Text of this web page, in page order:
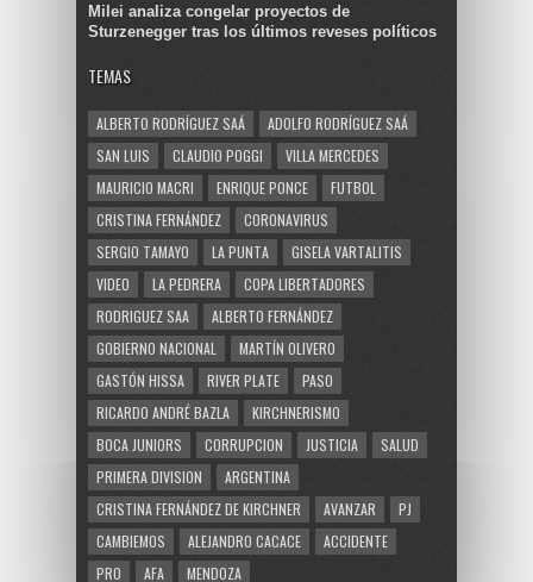
Milei analiza congelar proyectos de
Sturzenegger tras los últimos reveses políticos
TEMAS
ALBERTO RODRÍGUEZ SAÁ
ADOLFO RODRÍGUEZ SAÁ
SAN LUIS
CLAUDIO POGGI
VILLA MERCEDES
MAURICIO MACRI
ENRIQUE PONCE
FUTBOL
CRISTINA FERNÁNDEZ
CORONAVIRUS
SERGIO TAMAYO
LA PUNTA
GISELA VARTALITIS
VIDEO
LA PEDRERA
COPA LIBERTADORES
RODRIGUEZ SAA
ALBERTO FERNÁNDEZ
GOBIERNO NACIONAL
MARTÍN OLIVERO
GASTÓN HISSA
RIVER PLATE
PASO
RICARDO ANDRÉ BAZLA
KIRCHNERISMO
BOCA JUNIORS
CORRUPCION JUSTICIA
SALUD
PRIMERA DIVISION
ARGENTINA
CRISTINA FERNÁNDEZ DE KIRCHNER
AVANZAR
PJ
CAMBIEMOS
ALEJANDRO CACACE
ACCIDENTE
PRO
AFA MENDOZA